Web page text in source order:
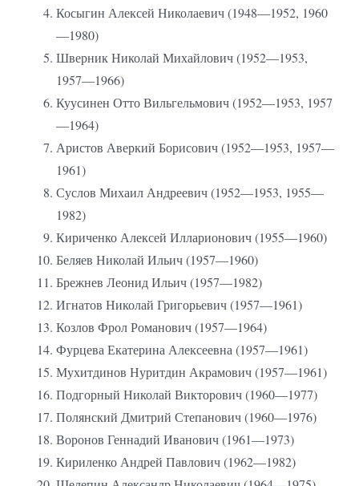
Косыгин Алексей Николаевич (1948—1952, 1960
—1980)
Шверник Николай Михайлович (1952—1953,
1957—1966)
Куусинен Отто Вильгельмович (1952—1953, 1957
—1964)
Аристов Аверкий Борисович (1952—1953, 1957—
1961)
Суслов Михаил Андреевич (1952—1953, 1955—
1982)
Кириченко Алексей Илларионович (1955—1960)
Беляев Николай Ильич (1957—1960)
Брежнев Леонид Ильич (1957—1982)
Игнатов Николай Григорьевич (1957—1961)
Козлов Фрол Романович (1957—1964)
Фурцева Екатерина Алексеевна (1957—1961)
Мухитдинов Нуритдин Акрамович (1957—1961)
Подгорный Николай Викторович (1960—1977)
Полянский Дмитрий Степанович (1960—1976)
Воронов Геннадий Иванович (1961—1973)
Кириленко Андрей Павлович (1962—1982)